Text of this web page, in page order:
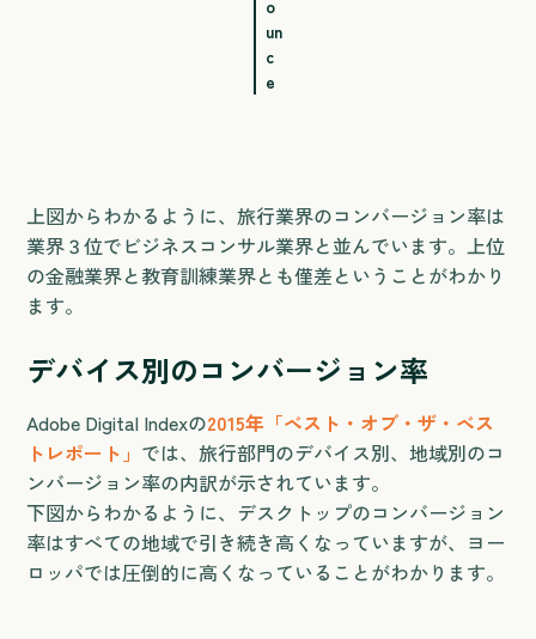
o
un
c
e
上図からわかるように、旅行業界のコンバージョン率は
業界３位でビジネスコンサル業界と並んでいます。上位
の金融業界と教育訓練業界とも僅差ということがわかり
ます。
デバイス別のコンバージョン率
Adobe Digital Indexの2015年「ベスト・オブ・ザ・ベス
トレポート」 では、旅行部門のデバイス別、地域別のコ
ンバージョン率の内訳が示されています。
下図からわかるように、デスクトップのコンバージョン
率はすべての地域で引き続き高くなっていますが、ヨー
ロッパでは圧倒的に高くなっていることがわかります。